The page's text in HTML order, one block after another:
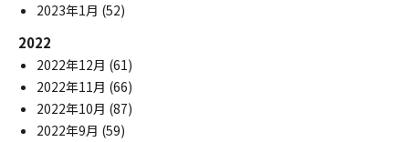
2023年1月 (52)
2022
2022年12月 (61)
2022年11月 (66)
2022年10月 (87)
2022年9月 (59)